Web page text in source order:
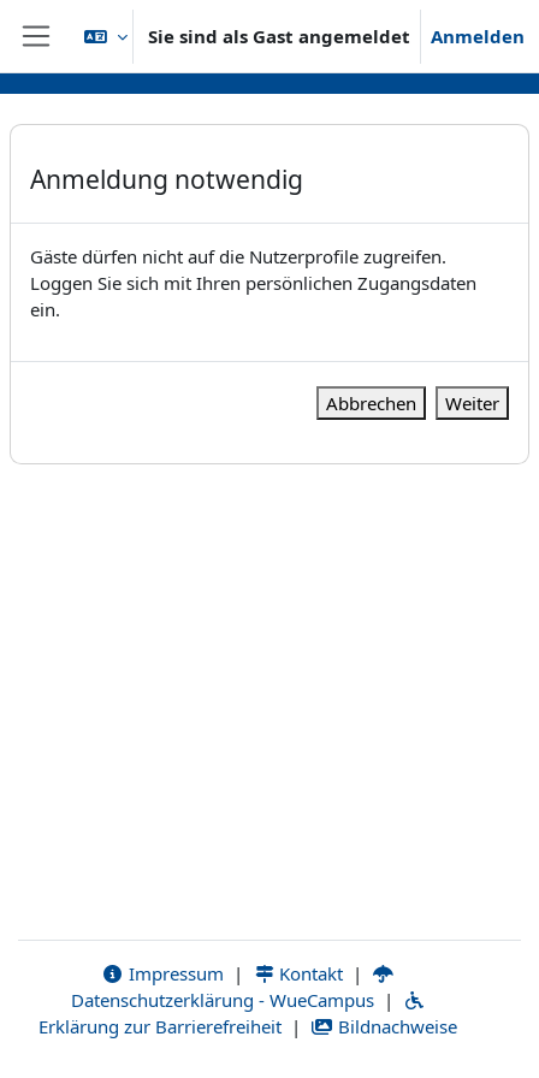
Zum Hauptinhalt
Website-Übersicht
Sie sind als Gast angemeldet Anmelden
Anmeldung notwendig
Gäste dürfen nicht auf die Nutzerprofile zugreifen.
Loggen Sie sich mit Ihren persönlichen Zugangsdaten
ein.
Abbrechen Weiter
Impressum | Kontakt |
Datenschutzerklärung - WueCampus |
Erklärung zur Barrierefreiheit | Bildnachweise